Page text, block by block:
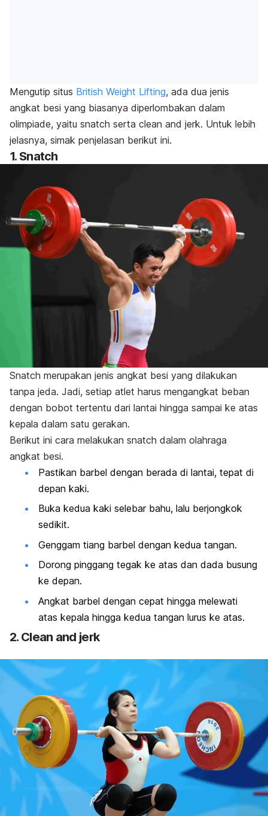
Mengutip situs British Weight Lifting, ada dua jenis
angkat besi yang biasanya diperlombakan dalam
olimpiade, yaitu snatch serta clean and jerk. Untuk lebih
jelasnya, simak penjelasan berikut ini.
1. Snatch
Snatch merupakan jenis angkat besi yang dilakukan
tanpa jeda. Jadi, setiap atlet harus mengangkat beban
dengan bobot tertentu dari lantai hingga sampai ke atas
kepala dalam satu gerakan.
Berikut ini cara melakukan snatch dalam olahraga
angkat besi.
Pastikan barbel dengan berada di lantai, tepat di
depan kaki.
Buka kedua kaki selebar bahu, lalu berjongkok
sedikit.
Genggam tiang barbel dengan kedua tangan.
Dorong pinggang tegak ke atas dan dada busung
ke depan.
Angkat barbel dengan cepat hingga melewati
atas kepala hingga kedua tangan lurus ke atas.
2. Clean and jerk